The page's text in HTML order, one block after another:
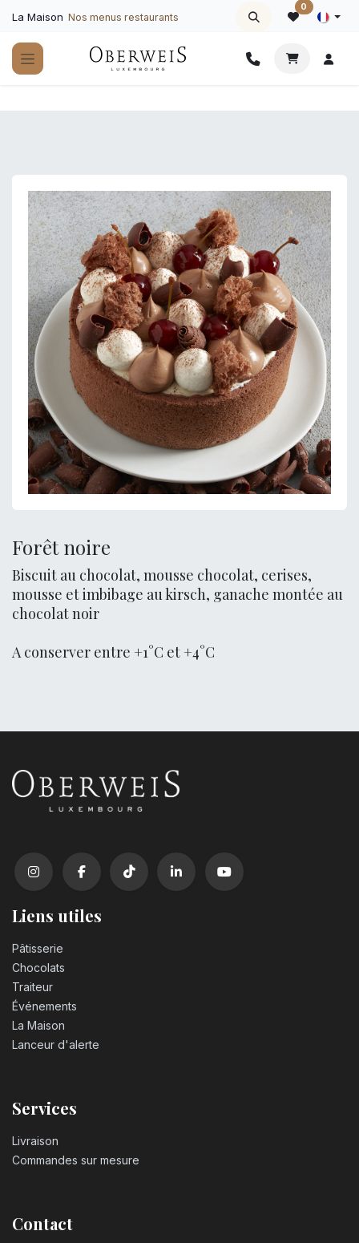
La Maison Nos menus restaurants
0
Forêt noire
Biscuit au chocolat, mousse chocolat, cerises,
mousse et imbibage au kirsch, ganache montée au
chocolat noir
A conserver entre +1°C et +4°C
Liens utiles
Pâtisserie
Chocolats
Traiteur
Événements
La Maison
Lanceur d'alerte
Services
Livraison
Commandes sur mesure
Contact